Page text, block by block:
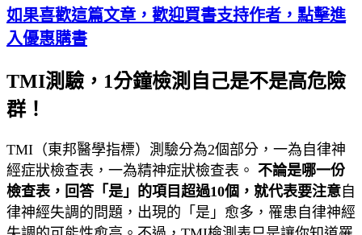
如果喜歡這篇文章，歡迎買書支持作者，點擊進
入優惠購書
TMI測驗，1分鐘檢測自己是不是高危險
群！
TMI（東邦醫學指標）測驗分為2個部分，一為自律神
經症狀檢查表，一為精神症狀檢查表。 不論是哪一份
檢查表，回答「是」的項目超過10個，就代表要注意自
律神經失調的問題，出現的「是」愈多，罹患自律神經